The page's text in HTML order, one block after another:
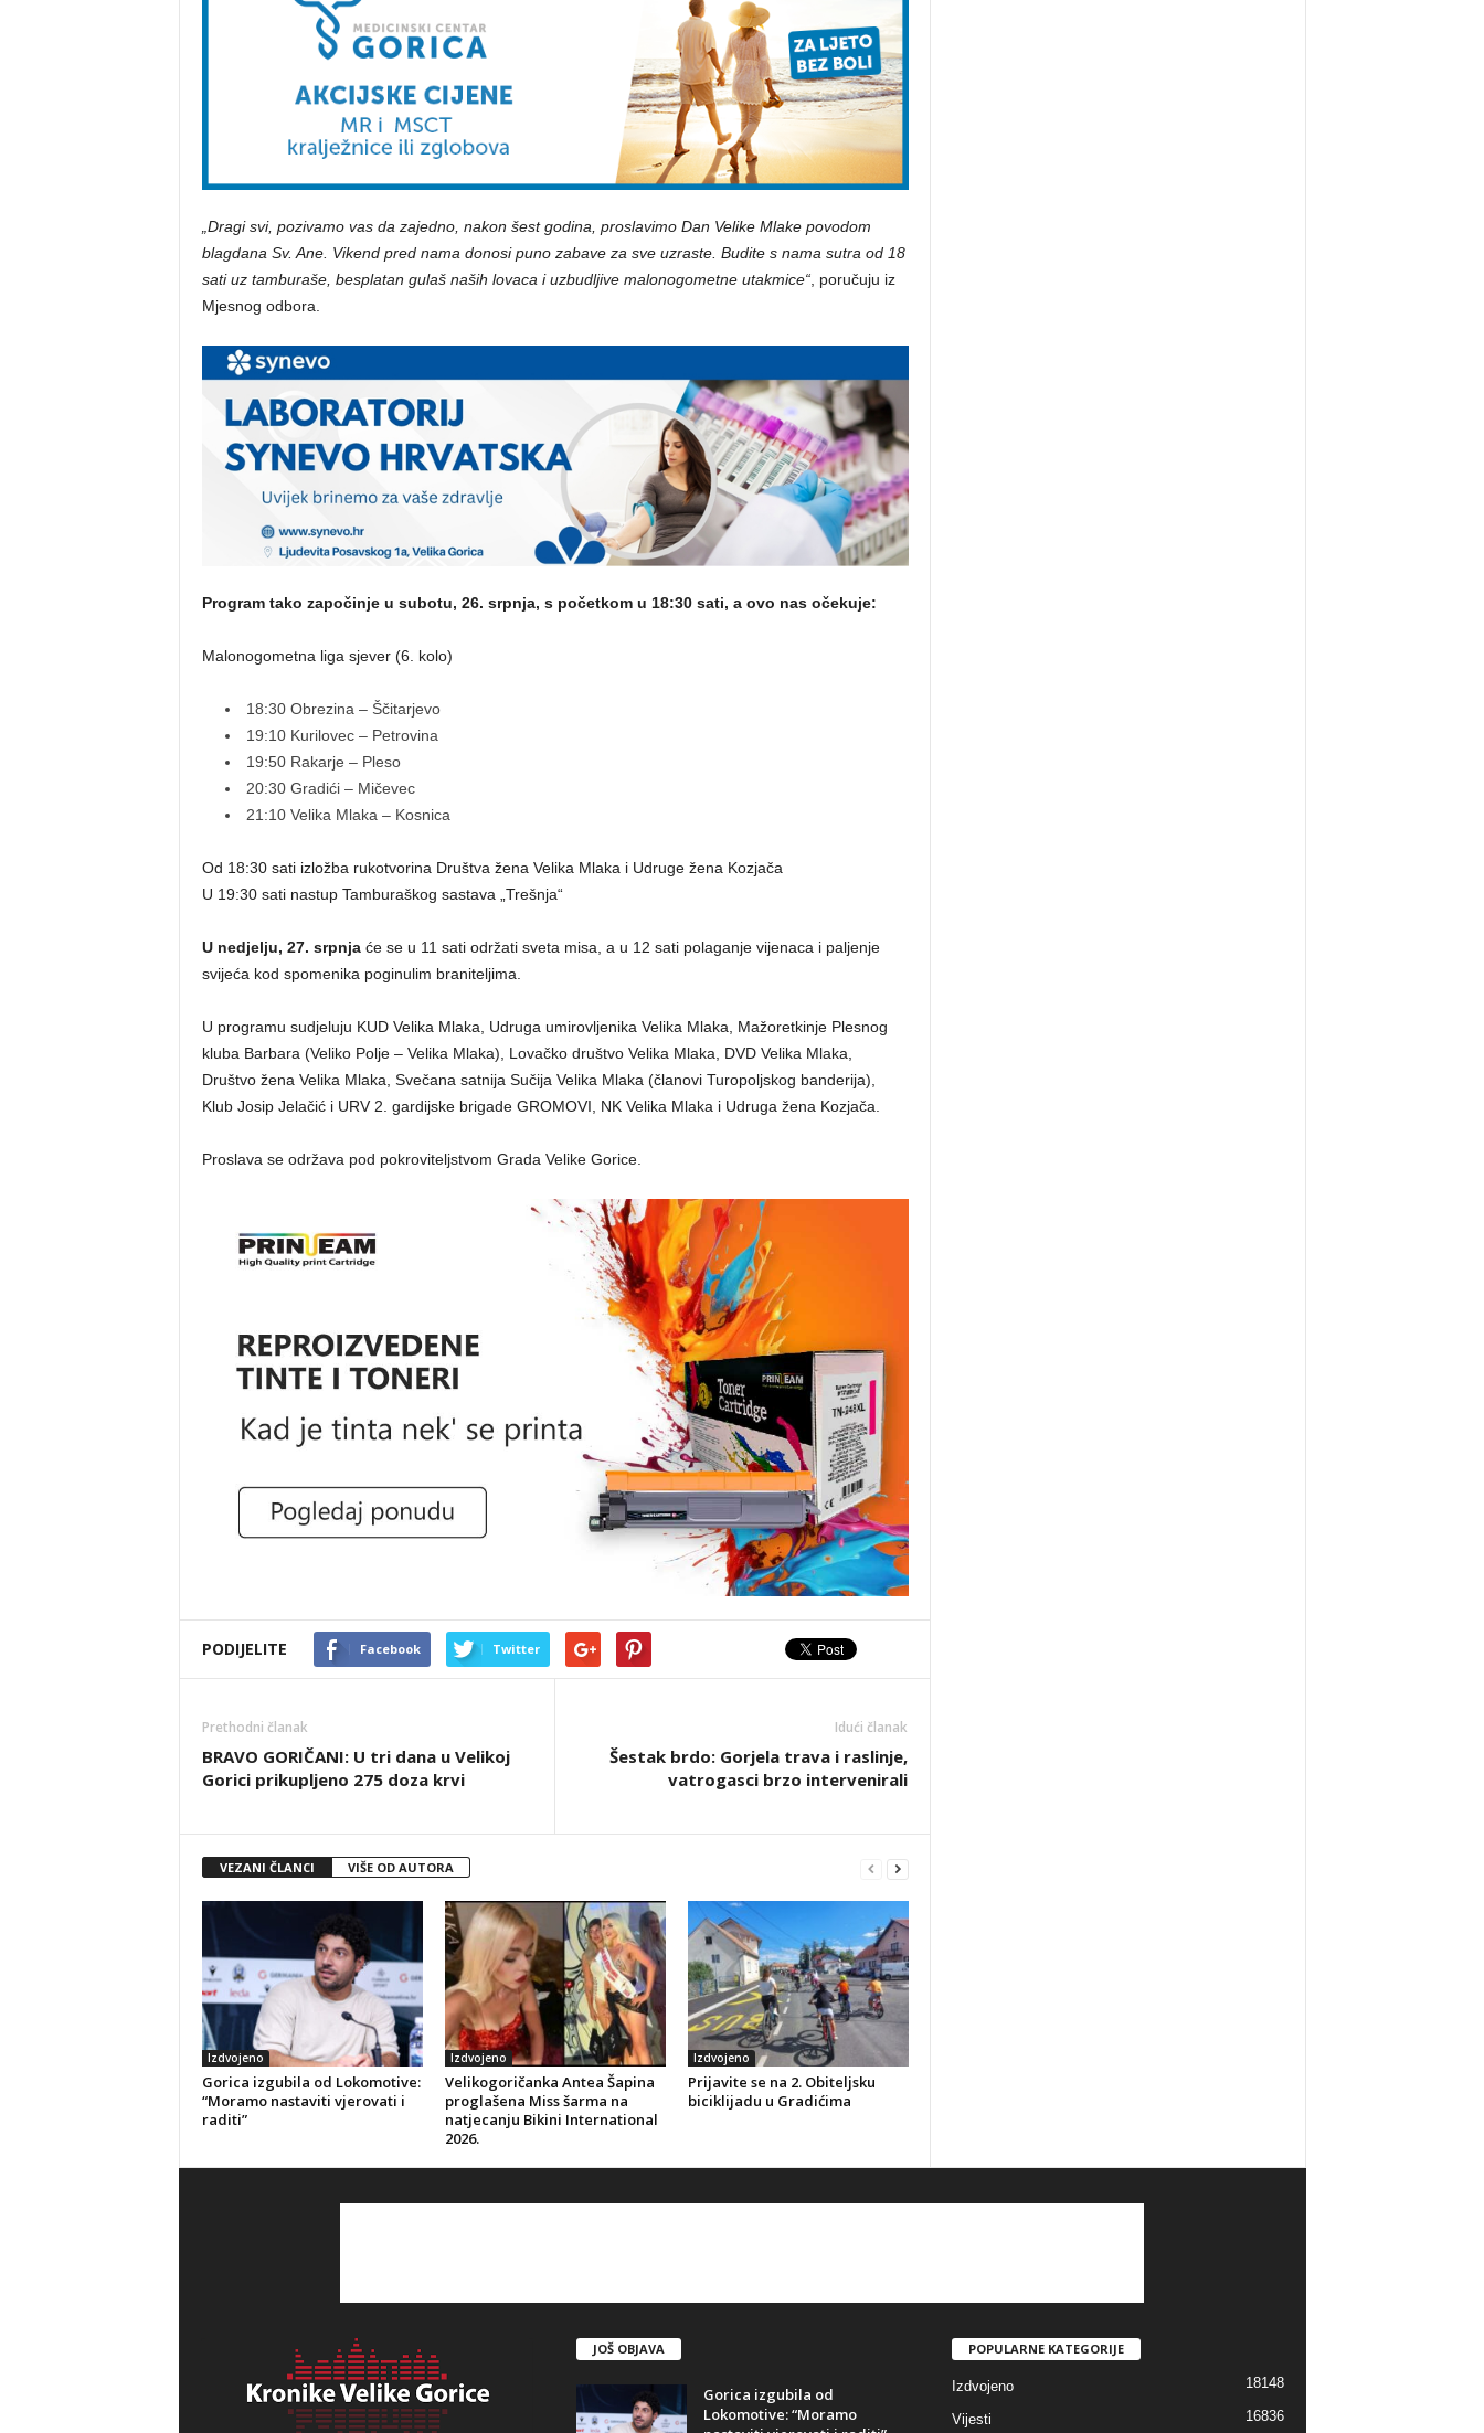
„Dragi svi, pozivamo vas da zajedno, nakon šest godina, proslavimo Dan Velike Mlake povodom
blagdana Sv. Ane. Vikend pred nama donosi puno zabave za sve uzraste. Budite s nama sutra od 18
sati uz tamburaše, besplatan gulaš naših lovaca i uzbudljive malonogometne utakmice“, poručuju iz
Mjesnog odbora.
Program tako započinje u subotu, 26. srpnja, s početkom u 18:30 sati, a ovo nas očekuje:
Malonogometna liga sjever (6. kolo)
18:30 Obrezina – Ščitarjevo
19:10 Kurilovec – Petrovina
19:50 Rakarje – Pleso
20:30 Gradići – Mičevec
21:10 Velika Mlaka – Kosnica
Od 18:30 sati izložba rukotvorina Društva žena Velika Mlaka i Udruge žena Kozjača
U 19:30 sati nastup Tamburaškog sastava „Trešnja“
U nedjelju, 27. srpnja će se u 11 sati održati sveta misa, a u 12 sati polaganje vijenaca i paljenje
svijeća kod spomenika poginulim braniteljima.
U programu sudjeluju KUD Velika Mlaka, Udruga umirovljenika Velika Mlaka, Mažoretkinje Plesnog
kluba Barbara (Veliko Polje – Velika Mlaka), Lovačko društvo Velika Mlaka, DVD Velika Mlaka,
Društvo žena Velika Mlaka, Svečana satnija Sučija Velika Mlaka (članovi Turopoljskog banderija),
Klub Josip Jelačić i URV 2. gardijske brigade GROMOVI, NK Velika Mlaka i Udruga žena Kozjača.
Proslava se održava pod pokroviteljstvom Grada Velike Gorice.
PODIJELITE Facebook Twitter
Prethodni članak
BRAVO GORIČANI: U tri dana u Velikoj
Gorici prikupljeno 275 doza krvi
Idući članak
Šestak brdo: Gorjela trava i raslinje,
vatrogasci brzo intervenirali
VEZANI ČLANCI VIŠE OD AUTORA
Izdvojeno
Gorica izgubila od Lokomotive:
“Moramo nastaviti vjerovati i
raditi”
Izdvojeno
Velikogoričanka Antea Šapina
proglašena Miss šarma na
natjecanju Bikini International
2026.
Izdvojeno
Prijavite se na 2. Obiteljsku
biciklijadu u Gradićima
JOŠ OBJAVA
Gorica izgubila od
Lokomotive: “Moramo
POPULARNE KATEGORIJE
Izdvojeno 18148
Vijesti 16836